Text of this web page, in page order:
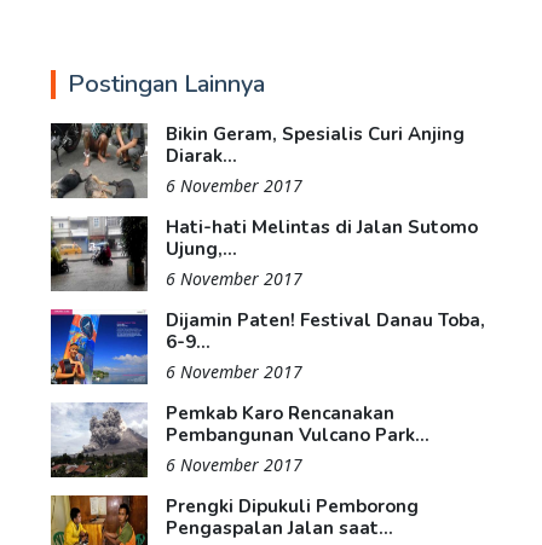
Postingan Lainnya
Bikin Geram, Spesialis Curi Anjing
Diarak...
6 November 2017
Hati-hati Melintas di Jalan Sutomo
Ujung,...
6 November 2017
Dijamin Paten! Festival Danau Toba,
6-9...
6 November 2017
Pemkab Karo Rencanakan
Pembangunan Vulcano Park...
6 November 2017
Prengki Dipukuli Pemborong
Pengaspalan Jalan saat...